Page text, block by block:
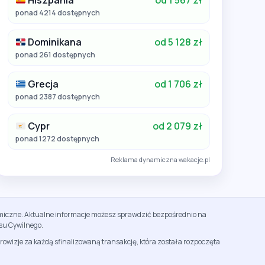
ponad 4214 dostępnych
Dominikana od 5 128 zł
ponad 261 dostępnych
Grecja od 1 706 zł
ponad 2387 dostępnych
Cypr od 2 079 zł
ponad 1272 dostępnych
Reklama dynamiczna wakacje.pl
Aktualne informacje możesz sprawdzić bezpośrednio na
Cywilnego.
za każdą sfinalizowaną transakcję, która została rozpoczęta